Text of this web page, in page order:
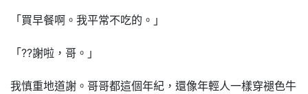
「買早餐啊。我平常不吃的。」
「??謝啦，哥。」
我慎重地道謝。哥哥都這個年紀，還像年輕人一樣穿褪色牛